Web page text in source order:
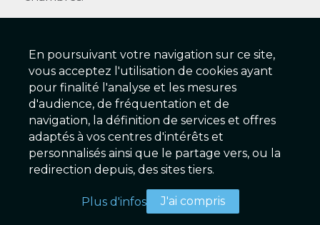
Boutique Hôtel d'Orbigny
dorbigny.hotel@gmail.com
www.hotel-dorbigny.com
2025 © Galaxy Hôtels Version 2.01 - Serveur EX
En poursuivant votre navigation sur ce site,
vous acceptez l'utilisation de cookies ayant
pour finalité l'analyse et les mesures
d'audience, de fréquentation et de
navigation, la définition de services et offres
adaptés à vos centres d'intérêts et
personnalisés ainsi que le partage vers, ou la
redirection depuis, des sites tiers.
Plus d'infos J'ai compris